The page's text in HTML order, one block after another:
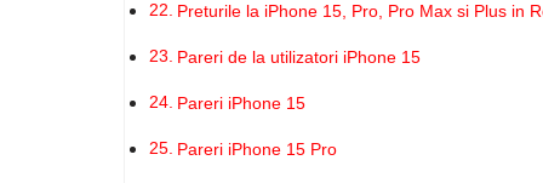
Preturile la iPhone 15, Pro, Pro Max si Plus in
Pareri de la utilizatori iPhone 15
Pareri iPhone 15
Pareri iPhone 15 Pro